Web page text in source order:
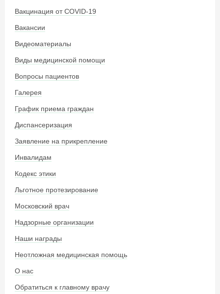
Вакцинация от COVID-19
Вакансии
Видеоматериалы
Виды медицинской помощи
Вопросы пациентов
Галерея
График приема граждан
Диспансеризация
Заявление на прикрепление
Инвалидам
Кодекс этики
Льготное протезирование
Московский врач
Надзорные организации
Наши награды
Неотложная медицинская помощь
О нас
Обратиться к главному врачу